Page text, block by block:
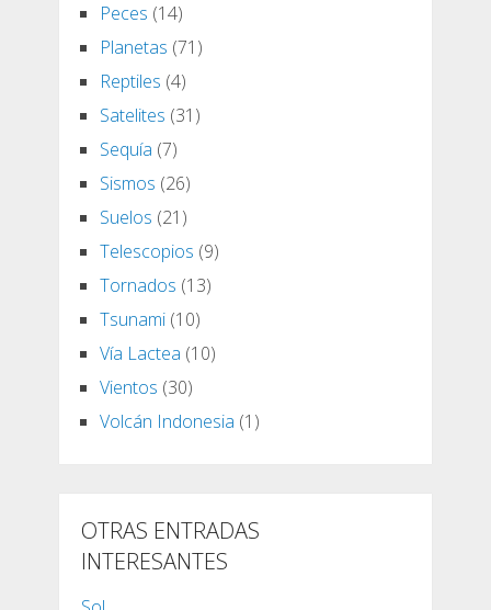
Peces (14)
Planetas (71)
Reptiles (4)
Satelites (31)
Sequía (7)
Sismos (26)
Suelos (21)
Telescopios (9)
Tornados (13)
Tsunami(10)
Vía Lactea (10)
Vientos (30)
Volcán Indonesia (1)
OTRAS ENTRADAS
INTERESANTES